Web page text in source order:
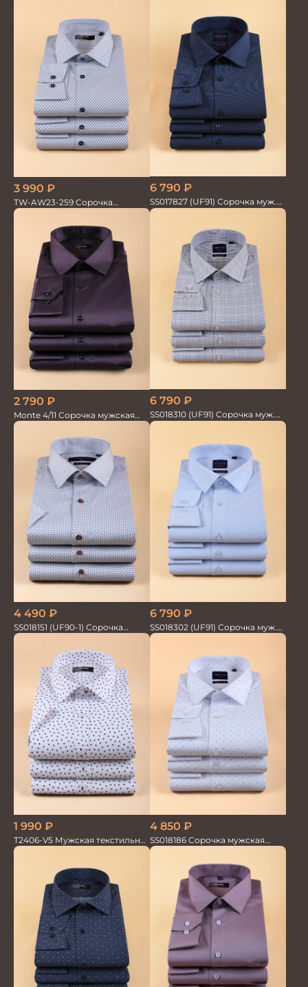
3 990 ₽
TW-AW23-259 Сорочка
мужская
6 790 ₽
SS017827 (UF91) Сорочка муж.
дл. рук. GROSTYLE TRENDY
2 790 ₽
Monte 4/11 Сорочка мужская
кор.рукав
6 790 ₽
SS018310 (UF91) Сорочка муж.
GROSTYLE TRENDY
4 490 ₽
SS018151 (UF90-1) Сорочка
мужская GROSTYLE PRIME
6 790 ₽
SS018302 (UF91) Сорочка муж.
GROSTYLE TRENDY
1 990 ₽
T2406-V5 Мужская текстильная
рубашка / Сорочка
4 850 ₽
SS018186 Сорочка мужская
GROSTYLE TRENDY